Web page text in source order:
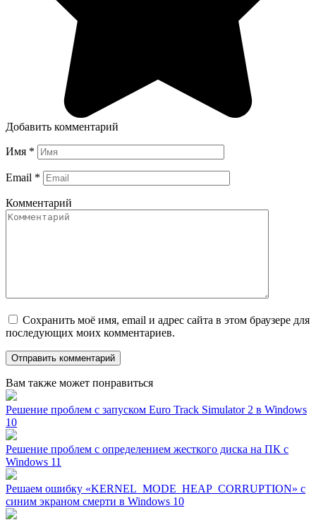
Добавить комментарий
Имя *
Email *
Комментарий
Сохранить моё имя, email и адрес сайта в этом браузере для
последующих моих комментариев.
Вам также может понравиться
Решение проблем с запуском Euro Track Simulator 2 в Windows
10
Решение проблем с определением жесткого диска на ПК с
Windows 11
Решаем ошибку «KERNEL_MODE_HEAP_CORRUPTION» с
синим экраном смерти в Windows 10